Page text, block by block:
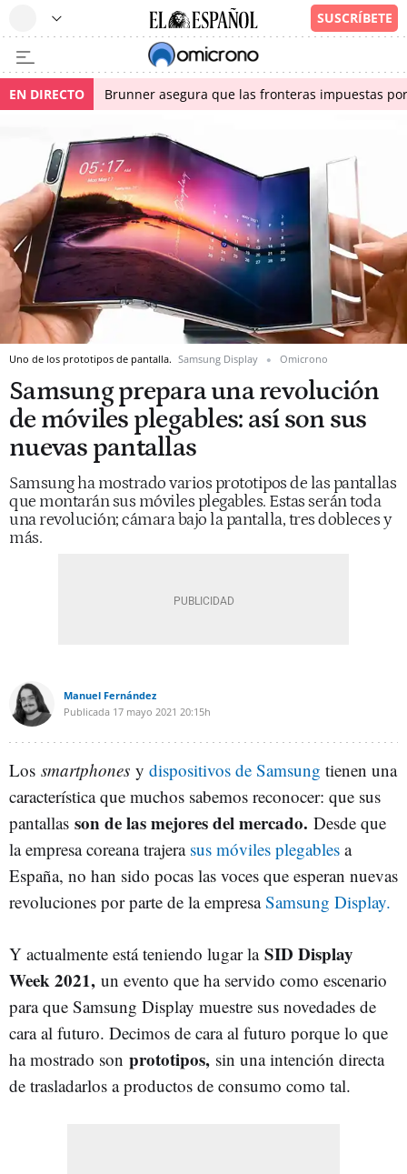
EN DIRECTO Brunner asegura que las fronteras impuestas
Uno de los prototipos de pantalla. Samsung Display Omicrono
Samsung prepara una revolución
de móviles plegables: así son sus
nuevas pantallas
Samsung ha mostrado varios prototipos de las pantallas
que montarán sus móviles plegables. Estas serán toda
una revolución; cámara bajo la pantalla, tres dobleces y
más.
Manuel Fernández
Publicada 17 mayo 2021 20:15h
Los smartphones y dispositivos de Samsung tienen una
característica que muchos sabemos reconocer: que sus
pantallas son de las mejores del mercado. Desde que
la empresa coreana trajera sus móviles plegables a
España, no han sido pocas las voces que esperan nuevas
revoluciones por parte de la empresaSamsung Display.
Y actualmente está teniendo lugar la SID Display
Week 2021, un evento que ha servido como escenario
para que Samsung Display muestre sus novedades de
cara al futuro. Decimos de cara al futuro porque lo que
ha mostrado son prototipos, sin una intención directa
de trasladarlos a productos de consumo como tal.